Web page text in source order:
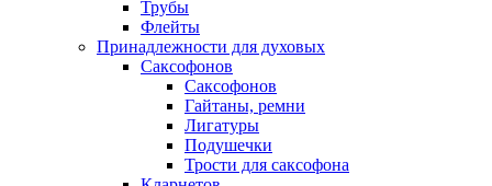
Трубы
Флейты
Принадлежности для духовых
Саксофонов
Саксофонов
Гайтаны, ремни
Лигатуры
Подушечки
Трости для саксофона